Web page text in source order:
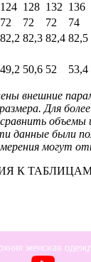
124 128 132 136
72 72 72 74
82,2 82,3 82,4 82,5
49,2 50,6 52 53,4
внешние
Для
объемы
данные были
могут
К